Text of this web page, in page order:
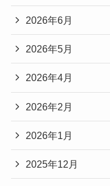
2026年6月
2026年5月
2026年4月
2026年2月
2026年1月
2025年12月